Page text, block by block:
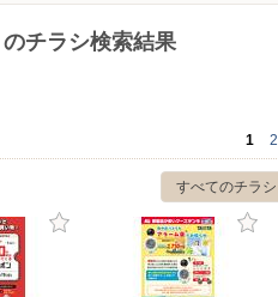
チラシ検索結果
1 2
すべてのチラシ